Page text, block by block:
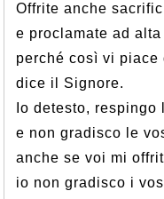
Offrite anche
e proclamate ad
perché così vi
dice il Signore.
Io detesto, respingo
e non gradisco le
anche se voi mi
io non gradisco i